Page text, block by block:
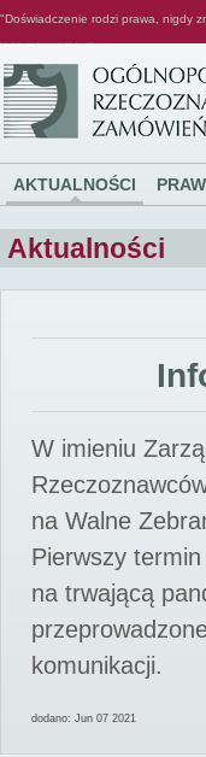
"Doświadczenie rodzi prawa, nigdy
AKTUALNOŚCI
Aktualności
W imieniu
na Walne
Pierwszy
na trwającą
komunikacji.
dodano: Jun 07 2021